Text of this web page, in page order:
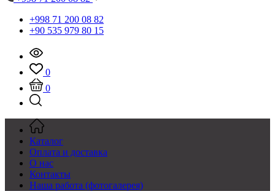
+998 71 200 08 82
+90 535 979 80 15
0
0
Каталог
Оплата и доставка
О нас
Контакты
Наша работа (фотогалерея)